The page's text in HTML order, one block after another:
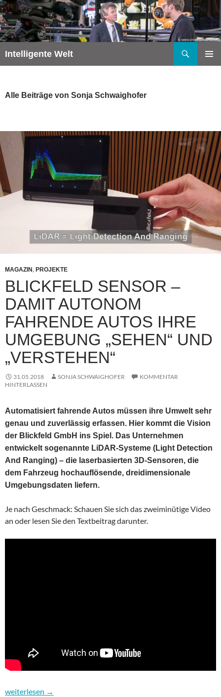
Zum
Inhalt
springen
Intelligente Welt
Alle Beiträge von Sonja Schwaighofer
MAGAZIN , PROJEKTE
BLICKFELD SENSOR –
DAMIT AUTONOM
FAHRENDE AUTOS IHRE
UMGEBUNG „SEHEN“ UND
„VERSTEHEN“
31.05.2018 SONJA SCHWAIGHOFER
KOMMENTAR
HINTERLASSEN
Automatisiert fahrende Autos müssen ihre Umwelt sehr
genau und zuverlässig erfassen. Hier kommt die Vision
der Blickfeld GmbH ins Spiel. Das Unternehmen
entwickelt sogenannte LiDAR-Systeme (Light Detection
And Ranging) – die laserbasierten 3D-Sensoren, die
dem Fahrzeug hochauflösende, dreidimensionale
Umgebungsdaten liefern.
Je nach Geschmack: Schauen Sie sich das zweiminütige Video
an oder lesen Sie den Textbeitrag darunter.
Blickfeld Sensor – damit autonom fahrende Autos ihre
weiterlesen →